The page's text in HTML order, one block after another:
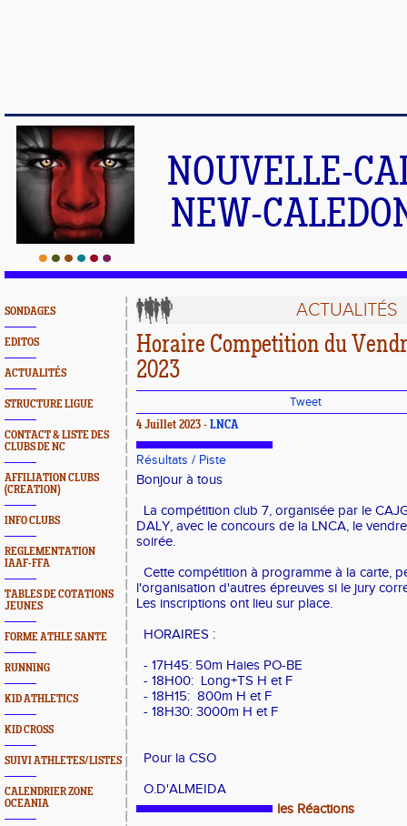
NOUVELLE-
NEW-
SONDAGES
EDITOS
ACTUALITÉS
STRUCTURE LIGUE
CONTACT & LISTE DES
CLUBS DE NC
AFFILIATION CLUBS
(CREATION)
INFO CLUBS
REGLEMENTATION
IAAF-FFA
TABLES DE COTATIONS
JEUNES
FORME ATHLE SANTE
RUNNING
KID ATHLETICS
KID CROSS
SUIVI ATHLETES/LISTES
CALENDRIER ZONE
OCEANIA
ACTUALITÉS
Horaire Competition du
2023
Tweet
4 Juillet 2023 - LNCA
Résultats / Piste
Bonjour à tous
La compétition club 7, organisée par le
DALY, avec le concours de la LNCA, le
soirée.
Cette compétition à programme à la carte,
l'organisation d'autres épreuves si le jury
Les inscriptions ont lieu sur place.
HORAIRES :
- 17H45: 50m Haies PO-BE
- 18H00: Long+TS H et F
- 18H15: 800m H et F
- 18H30: 3000m H et F
Pour la CSO
O.D'ALMEIDA
les Réactions